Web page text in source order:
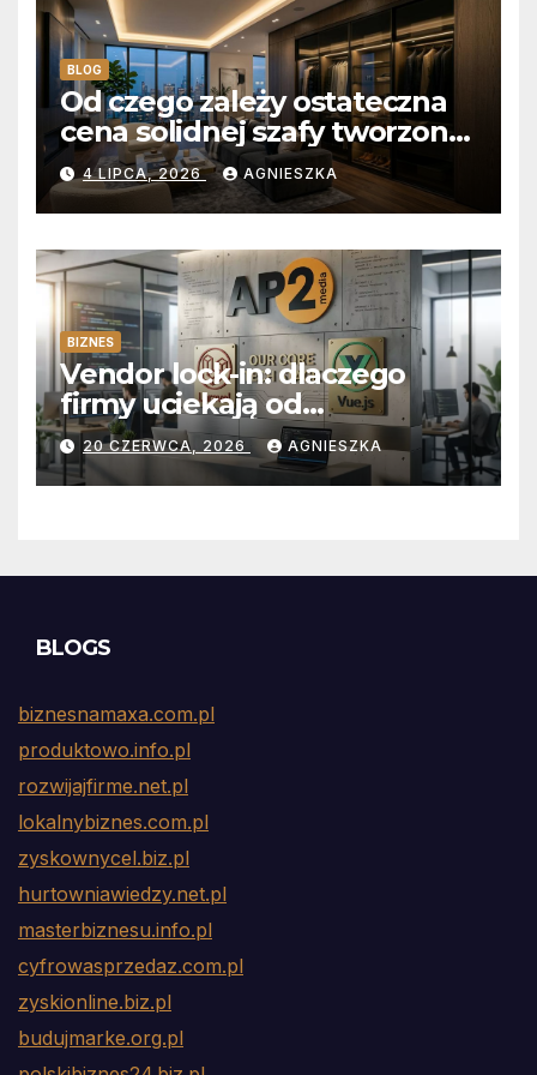
BLOG
Od czego zależy ostateczna
cena solidnej szafy tworzonej
na wymiar?
4 LIPCA, 2026 AGNIESZKA
BIZNES
Vendor lock-in: dlaczego
firmy uciekają od
abonamentów do własnego
kodu
20 CZERWCA, 2026 AGNIESZKA
BLOGS
biznesnamaxa.com.pl
produktowo.info.pl
rozwijajfirme.net.pl
lokalnybiznes.com.pl
zyskownycel.biz.pl
hurtowniawiedzy.net.pl
masterbiznesu.info.pl
cyfrowasprzedaz.com.pl
zyskionline.biz.pl
budujmarke.org.pl